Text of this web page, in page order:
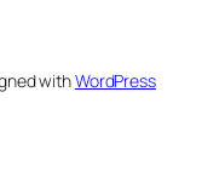
withWordPress